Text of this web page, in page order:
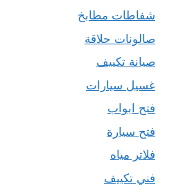
شفاطات مطابخ
صالونات حلاقة
صيانة تكييف
غسيل سيارات
فتح ابواب
فتح سيارة
فلاتر مياه
فني تكييف